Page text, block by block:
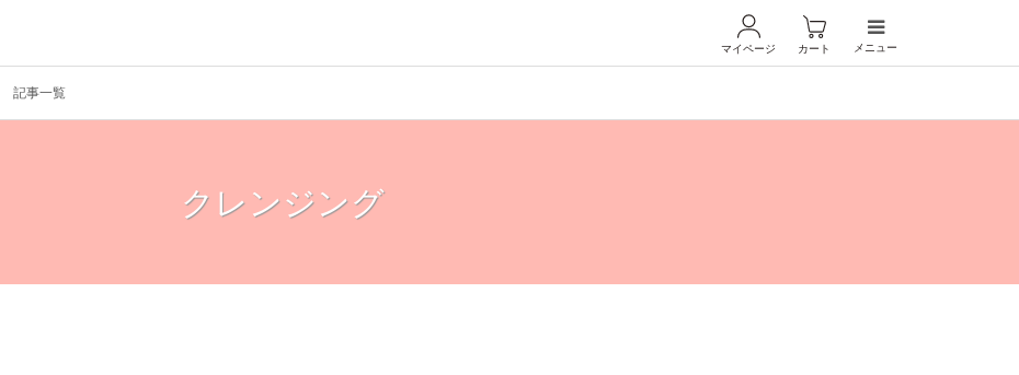
マイページ カート メニュー
記事一覧
クレンジング